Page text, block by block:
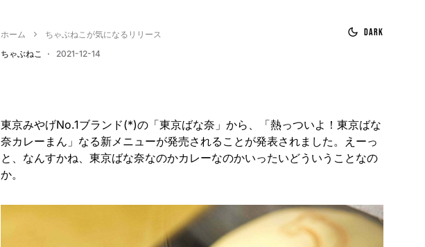
ホーム
ちゃぶねこが気になるリリース
ちゃぶねこ
2021-12-14
Dark
東京みやげNo.1ブランド(*)の「東京ばな奈」から、「熱っついよ！東京ばな
奈カレーまん」なる新メニューが発売されることが発表されました。えーっ
と、なんすかね、東京ばな奈なのかカレーなのかいったいどういうことなの
か。